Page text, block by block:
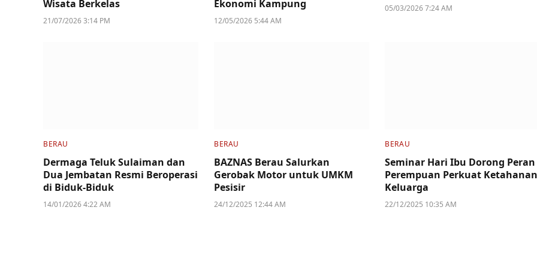
Wisata Berkelas
21/07/2026 3:14 PM
Ekonomi Kampung
12/05/2026 5:44 AM
05/03/2026 7:24 AM
BERAU
Dermaga Teluk Sulaiman dan
Dua Jembatan Resmi Beroperasi
di Biduk-Biduk
14/01/2026 4:22 AM
BERAU
BAZNAS Berau Salurkan
Gerobak Motor untuk UMKM
Pesisir
24/12/2025 12:44 AM
BERAU
Seminar Hari Ibu Dorong Peran
Perempuan Perkuat
Keluarga
22/12/2025 10:35 AM